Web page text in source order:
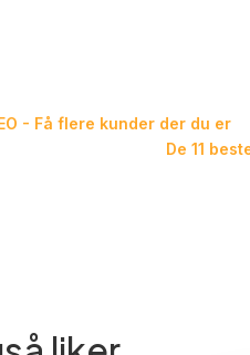
- Få flere kunder der du er
De 11